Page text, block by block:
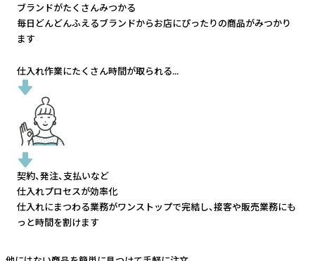
ブランドがたくさんみつかる
毎日どんどんふえるブランドからお店にぴったりの商品がみつかり
ます
仕入れ作業にたくさん時間が取られる...
契約、発注、支払いなど
仕入れプロセスが効率化
仕入れにまつわる業務がワンストップで完結し、接客や販売業務にも
っと時間を割けます